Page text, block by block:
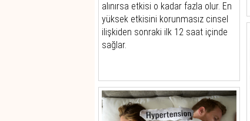
alınırsa etkisi o kadar fazla olur. En
yüksek etkisini korunmasız cinsel
ilişkiden sonraki ilk 12 saat içinde
sağlar.